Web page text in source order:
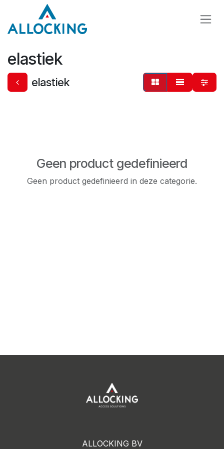
Overslaan naar inhoud
elastiek
elastiek
Geen product gedefinieerd
Geen product gedefinieerd in deze categorie.
ALLOCKING BV